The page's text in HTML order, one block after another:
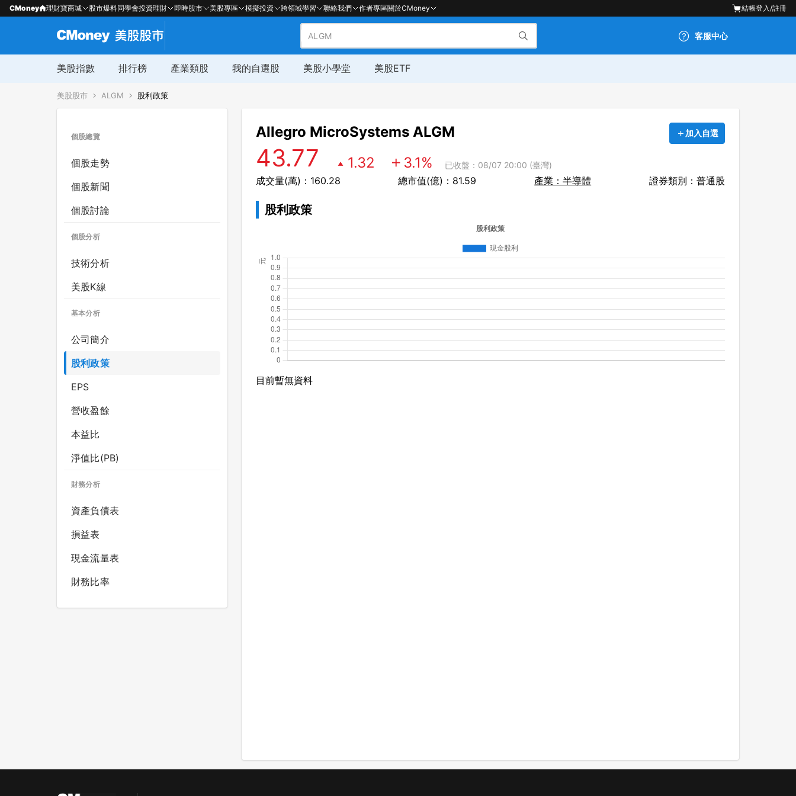
CMoney 理財寶商城 股市爆料同學會投資理財 即時股市 美股專區 模擬投資 跨領域學習 聯絡我們 作者專區關於CMoney 結帳登入/註冊
客服中心
美股指數 排行榜 產業類股 我的自選股 美股小學堂 美股ETF
美股股市 ALGM 股利政策
個股總覽
個股走勢
個股新聞
個股討論
個股分析
技術分析
美股K線
基本分析
公司簡介
股利政策
EPS
營收盈餘
本益比
淨值比(PB)
財務分析
資產負債表
損益表
現金流量表
財務比率
Allegro MicroSystems ALGM 加入自選
43.77 1.32 3.1% 已收盤：08/07 20:00 (臺灣)
成交量(萬)：160.28 總市值(億)：81.59 產業：半導體 證券類別：普通股
股利政策
目前暫無資料